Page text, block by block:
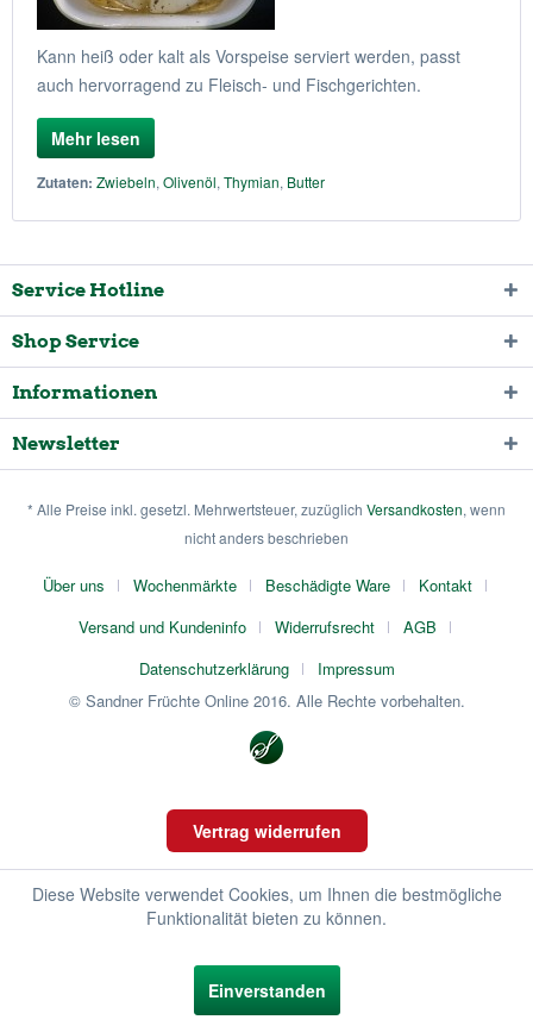
Kann heiß oder kalt als Vorspeise serviert werden, passt
auch hervorragend zu Fleisch- und Fischgerichten.
Mehr lesen
Zutaten: Zwiebeln, Olivenöl, Thymian, Butter
Service Hotline
Shop Service
Informationen
Newsletter
* Alle Preise inkl. gesetzl. Mehrwertsteuer, zuzüglich Versandkosten, wenn
nicht anders beschrieben
Über uns Wochenmärkte Beschädigte Ware
Kontakt
Versand und Kundeninfo
Widerrufsrecht
AGB
Datenschutzerklärung
Impressum
© Sandner Früchte Online 2016. Alle Rechte vorbehalten.
Vertrag widerrufen
Diese Website verwendet Cookies, um Ihnen die bestmögliche
Funktionalität bieten zu können.
Einverstanden